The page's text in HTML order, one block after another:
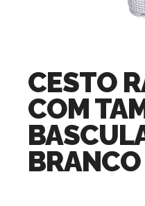
CESTO
COM
BRANCO